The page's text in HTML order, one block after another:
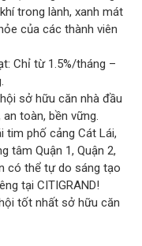
trong lành, xanh mát
của các thành viên
Chỉ từ 1.5%/tháng –
sở hữu căn nhà đầu
toàn, bền vững.
tim phố cảng Cát Lái,
tâm Quận 1, Quận 2,
có thể tự do sáng tạo
tại CITIGRAND!
tốt nhất sở hữu căn